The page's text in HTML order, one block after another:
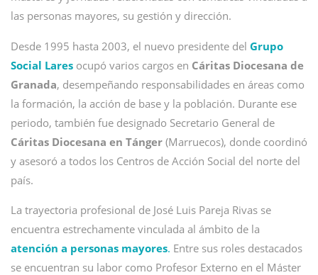
las personas mayores, su gestión y dirección.
Desde 1995 hasta 2003, el nuevo presidente del Grupo
Social Lares ocupó varios cargos en Cáritas Diocesana de
Granada, desempeñando responsabilidades en áreas como
la formación, la acción de base y la población. Durante ese
periodo, también fue designado Secretario General de
Cáritas Diocesana en Tánger (Marruecos), donde coordinó
y asesoró a todos los Centros de Acción Social del norte del
país.
La trayectoria profesional de José Luis Pareja Rivas se
encuentra estrechamente vinculada al ámbito de la
atención a personas mayores. Entre sus roles destacados
se encuentran su labor como Profesor Externo en el Máster